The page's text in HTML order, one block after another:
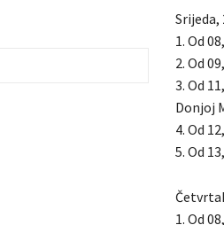
Srijeda,
1. Od
2. Od
3. Od
Donjoj
4. Od
5. Od
1. Od